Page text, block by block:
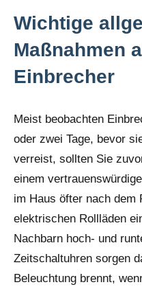
Wichtige
Maßnahmen
Einbrecher
Meist beobachten
oder zwei Tage, bevor
verreist, sollten Sie
einem
im Haus öfter nach dem
elektrischen Rollläden
Nachbarn hoch- und
Zeitschaltuhren sorgen
Beleuchtung brennt,